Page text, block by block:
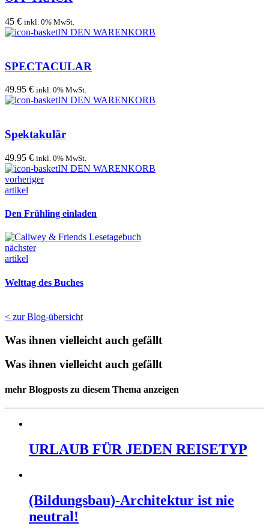
45 € inkl. 0% MwSt.
IN DEN WARENKORB
SPECTACULAR
49.95 € inkl. 0% MwSt.
IN DEN WARENKORB
Spektakulär
49.95 € inkl. 0% MwSt.
IN DEN WARENKORB
vorheriger
artikel
Den Frühling einladen
nächster
artikel
Welttag des Buches
< zur Blog-übersicht
Was ihnen vielleicht auch gefällt
Was ihnen vielleicht auch gefällt
mehr Blogposts zu diesem Thema anzeigen
URLAUB FÜR JEDEN REISETYP
(Bildungsbau)-Architektur ist nie
neutral!